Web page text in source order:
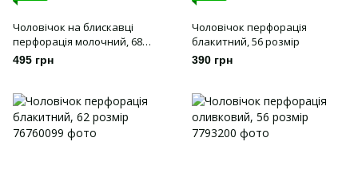
Чоловічок на блискавці
перфорація молочний, 68
розмір
495 грн
Чоловічок перфорація
блакитний, 56 розмір
390 грн